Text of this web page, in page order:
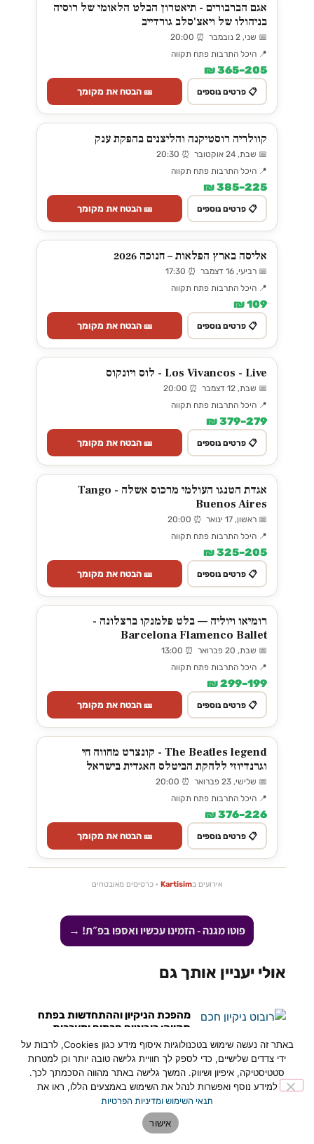
אגם הברבורים - תיאטרון הבלט הלאומי של רוסיה
בניהולו של ויאצ'סלב גורדייב
📅 שני, 2 נובמבר ⏰ 20:00
📍 היכל התרבות פתח תקווה
205–365 ₪
📋 פרטים נוספים 🎫 הבטח את מקומך
קוולריה רוסטיקנה והליצנים בהפקת ענק
📅 שבת, 24 אוקטובר ⏰ 20:30
📍 היכל התרבות פתח תקווה
225–385 ₪
📋 פרטים נוספים 🎫 הבטח את מקומך
אליסה בארץ הפלאות – חנוכה 2026
📅 רביעי, 16 דצמבר ⏰ 17:30
📍 היכל התרבות פתח תקווה
109 ₪
📋 פרטים נוספים 🎫 הבטח את מקומך
Los Vivancos - Live - לוס ויונקוס
📅 שבת, 12 דצמבר ⏰ 20:00
📍 היכל התרבות פתח תקווה
279–379 ₪
📋 פרטים נוספים 🎫 הבטח את מקומך
אגדת הטנגו העולמי מרכוס אשלה - Tango
Buenos Aires
📅 ראשון, 17 ינואר ⏰ 20:00
📍 היכל התרבות פתח תקווה
205–325 ₪
📋 פרטים נוספים 🎫 הבטח את מקומך
רומיאו ויוליה — בלט פלמנקו ברצלונה -
Barcelona Flamenco Ballet
📅 שבת, 20 פברואר ⏰ 13:00
📍 היכל התרבות פתח תקווה
199–299 ₪
📋 פרטים נוספים 🎫 הבטח את מקומך
The Beatles legend - קונצרט מחווה חי
וגרנדיוזי ללהקת הביטלס האגדית בישראל
📅 שלישי, 23 פברואר ⏰ 20:00
📍 היכל התרבות פתח תקווה
226–376 ₪
📋 פרטים נוספים 🎫 הבטח את מקומך
אירועים בKartisim · כרטיסים מאובטחים
פוטו מגנה - הזמינו עכשיו ואספו בפ״ת! →
אולי יעניין אותך גם
מהפכת הניקיון וההתחדשות בפתח
תקווה: רובוטים חכמים ומערכות
בקרה ייכנסו למוסדות החינוך
30/07/2026
23:52
לקראת פתיחת שנת הלימודים, עיריית
פתח תקווה משלימה עבודות שדרוג
נרחבות בכ-45 מוסדות חינוך ומשיקה
מהלך טכנולוגי וחינוכי יוצא דופן: הטמעת
רובוטים ייעודיים לניקוי כיתות,
באתר זה נעשה שימוש בטכנולוגיות איסוף מידע כגון Cookies, לרבות על
ידי צדדים שלישיים, כדי לספק לך חוויית גלישה טובה יותר וכן למטרות
סטטיסטיקה, איפיון ושיווק. המשך גלישה באתר מהווה הסכמתך לכך.
למידע נוסף ואפשרות לנהל את השימוש באמצעים הללו, ראו את
תנאי השימוש ומדיניות הפרטיות
אישור